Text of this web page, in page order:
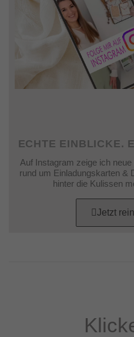
ECHTE EINBLICKE.
Auf Instagram zeige ich
rund um Einladungskarten &
hinter die Kulissen
Jetzt